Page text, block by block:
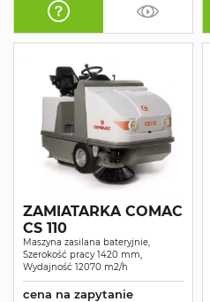
ZAMIATARKA COMAC
CS 110
Maszyna zasilana bateryjnie,
Szerokość pracy 1420 mm,
Wydajność 12070 m2/h
cena na zapytanie